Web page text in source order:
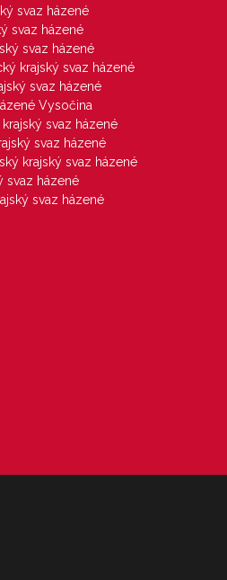
svaz házené
svaz házené
svaz házené
krajský svaz házené
svaz házené
Vysočina
svaz házené
svaz házené
krajský svaz házené
svaz házené
svaz házené